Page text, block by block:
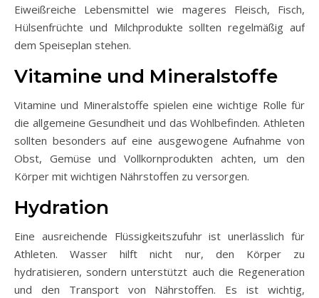
Eiweißreiche Lebensmittel wie mageres Fleisch, Fisch,
Hülsenfrüchte und Milchprodukte sollten regelmäßig auf
dem Speiseplan stehen.
Vitamine und Mineralstoffe
Vitamine und Mineralstoffe spielen eine wichtige Rolle für
die allgemeine Gesundheit und das Wohlbefinden. Athleten
sollten besonders auf eine ausgewogene Aufnahme von
Obst, Gemüse und Vollkornprodukten achten, um den
Körper mit wichtigen Nährstoffen zu versorgen.
Hydration
Eine ausreichende Flüssigkeitszufuhr ist unerlässlich für
Athleten. Wasser hilft nicht nur, den Körper zu
hydratisieren, sondern unterstützt auch die Regeneration
und den Transport von Nährstoffen. Es ist wichtig,